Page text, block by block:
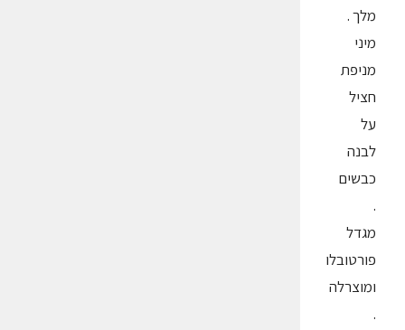
מלך .
מיני
מניפת
חציל
על
לבנה
כבשים
.
מגדל
פורטובלו
ומוצרלה
.